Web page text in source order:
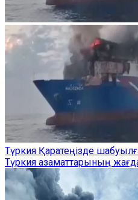
Түркия Қаратеңізде
Түркия азаматтарының